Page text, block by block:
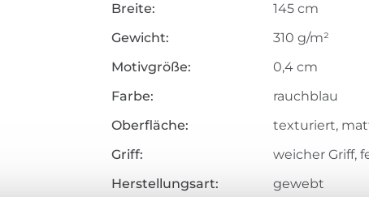
Breite:
145 cm
Gewicht:
310 g/m²
Motivgröße:
0,4 cm
Farbe:
rauchblau
Oberfläche:
texturiert,
Griff:
weicher Griff,
Herstellungsart:
gewebt